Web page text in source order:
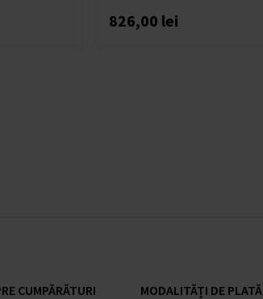
826,00 lei
CUMPĂRĂTURI MODALITĂȚI DE PLATĂ